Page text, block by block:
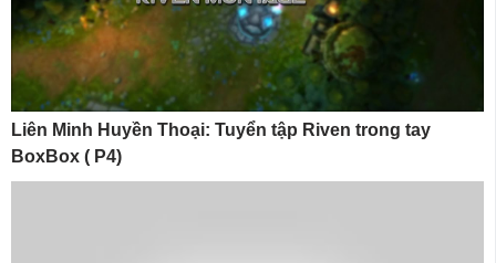
Liên Minh Huyền Thoại: Tuyển tập Riven trong tay
BoxBox ( P4)